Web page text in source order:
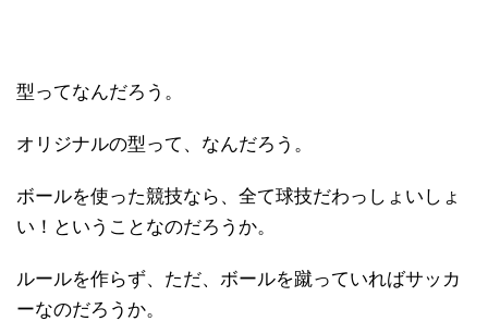
型ってなんだろう。
オリジナルの型って、なんだろう。
ボールを使った競技なら、全て球技だわっしょいしょ
い！ということなのだろうか。
ルールを作らず、ただ、ボールを蹴っていればサッカ
ーなのだろうか。